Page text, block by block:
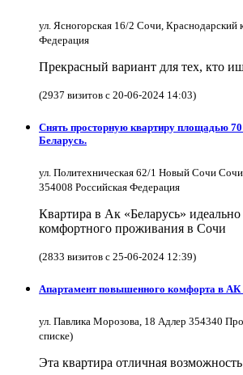
ул. Ясногорская 16/2 Сочи, Краснодарский
Федерация
Прекрасный вариант для тех, кто
(2937 визитов с 20-06-2024 14:03)
Снять просторную квартиру площадью
Беларусь.
ул. Политехническая 62/1 Новый Сочи
354008 Российская Федерация
Квартира в Ак «Беларусь»
комфортного проживания в Сочи
(2833 визитов с 25-06-2024 12:39)
Апартамент повышенного комфорта в АК
ул. Павлика Морозова, 18 Адлер 354340
списке)
Эта квартира отличная